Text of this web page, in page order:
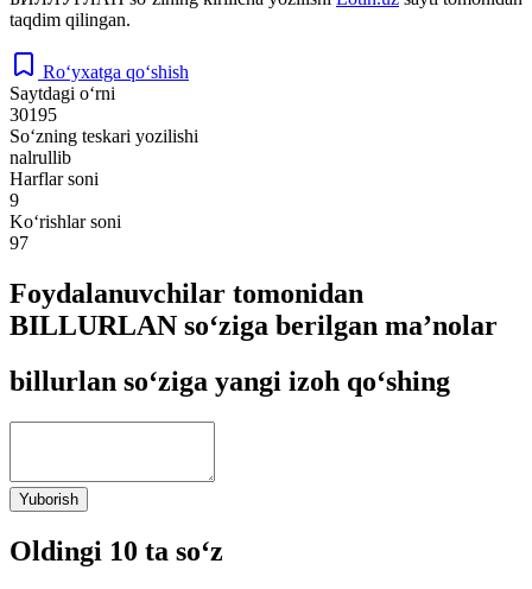
taqdim qilingan.
Ro‘yxatga qo‘shish
Saytdagi o‘rni
30195
So‘zning teskari yozilishi
nalrullib
Harflar soni
9
Ko‘rishlar soni
97
Foydalanuvchilar tomonidan
BILLURLAN so‘ziga berilgan ma’nolar
billurlan so‘ziga yangi izoh qo‘shing
Yuborish
Oldingi 10 ta so‘z